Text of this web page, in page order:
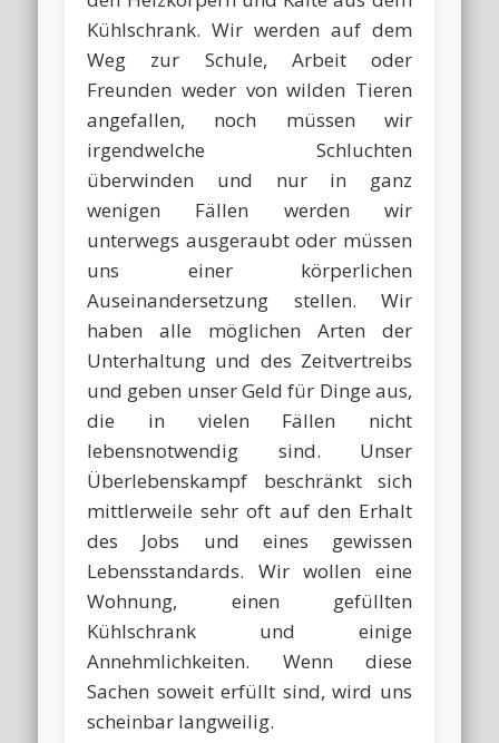
Kühlschrank. Wir werden auf dem
Weg zur Schule, Arbeit oder
Freunden weder von wilden Tieren
angefallen, noch müssen wir
irgendwelche Schluchten
überwinden und nur in ganz
wenigen Fällen werden wir
unterwegs ausgeraubt oder müssen
uns einer körperlichen
Auseinandersetzung stellen. Wir
haben alle möglichen Arten der
Unterhaltung und des Zeitvertreibs
und geben unser Geld für Dinge aus,
die in vielen Fällen nicht
lebensnotwendig sind. Unser
Überlebenskampf beschränkt sich
mittlerweile sehr oft auf den Erhalt
des Jobs und eines gewissen
Lebensstandards. Wir wollen eine
Wohnung, einen gefüllten
Kühlschrank und einige
Annehmlichkeiten. Wenn diese
Sachen soweit erfüllt sind, wird uns
scheinbar langweilig.